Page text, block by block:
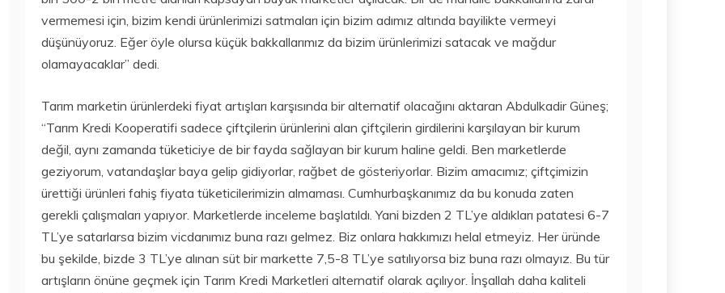
vermemesi için, bizim kendi ürünlerimizi satmaları için bizim adımız altında bayilikte vermeyi
düşünüyoruz. Eğer öyle olursa küçük bakkallarımız da bizim ürünlerimizi satacak ve mağdur
olamayacaklar” dedi.
Tarım marketin ürünlerdeki fiyat artışları karşısında bir alternatif olacağını aktaran Abdulkadir Güneş;
“Tarım Kredi Kooperatifi sadece çiftçilerin ürünlerini alan çiftçilerin girdilerini karşılayan bir kurum
değil, aynı zamanda tüketiciye de bir fayda sağlayan bir kurum haline geldi. Ben marketlerde
geziyorum, vatandaşlar baya gelip gidiyorlar, rağbet de gösteriyorlar. Bizim amacımız; çiftçimizin
ürettiği ürünleri fahiş fiyata tüketicilerimizin almaması. Cumhurbaşkanımız da bu konuda zaten
gerekli çalışmaları yapıyor. Marketlerde inceleme başlatıldı. Yani bizden 2 TL’ye aldıkları patatesi 6-7
TL’ye satarlarsa bizim vicdanımız buna razı gelmez. Biz onlara hakkımızı helal etmeyiz. Her üründe
bu şekilde, bizde 3 TL’ye alınan süt bir markette 7,5-8 TL’ye satılıyorsa biz buna razı olmayız. Bu tür
artışların önüne geçmek için Tarım Kredi Marketleri alternatif olarak açılıyor. İnşallah daha kaliteli
ONEPLUS
NORD’U HEDIYE
EDECEK!
15 Temmuz
20 ULTRA DEĞIL,
GALAXY NOTE
2020
ANS AÇISINDAN
EN IYI TABLET
MODELLERI! ÇOK
250 TL ALTI
AKILLI SAATLER
15 Temmuz
2020
TORCHLIGHT II
ÜCRETSIZ OLDU
15 Temmuz
2020
AMAZON GAME
STUDIOS NEW
WORLDS
OYUNUNU
TEKRAR
ERTELEDI
15 Temmuz
2020